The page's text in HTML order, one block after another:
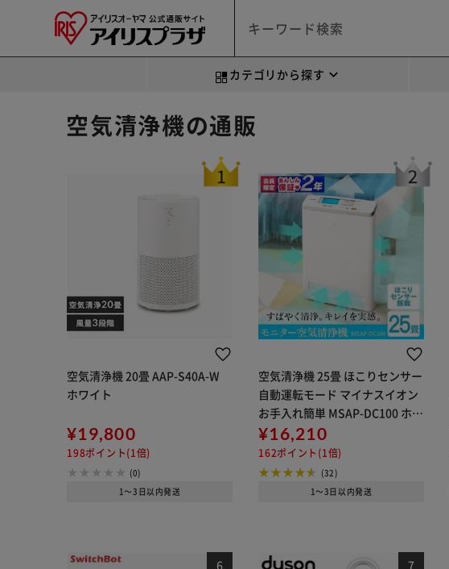
カテゴリから探す
空気清浄機の通販
空気清浄機 20畳 AAP-S40A-W
ホワイト
¥19,800
198ポイント(1倍)
(0)
1～3日以内発送
空気清浄機 25畳 ほこりセンサー
自動運転モード マイナスイオン
お手入れ簡単 MSAP-DC100 ホワ
イト
¥16,210
162ポイント(1倍)
(32)
1～3日以内発送